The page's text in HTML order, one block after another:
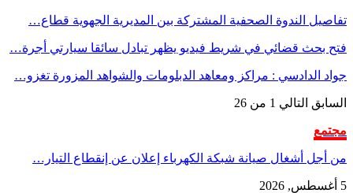
تفاصيل الندوة الصحفية المشتركة بين المديرية الجهوية قطاع…
فتح بحث قضائي في شريط فيديو يظهر تبادل سائقا سيارتي أجرة…
جواد الدادسي : مراكز ومعاهد الدبلومات والشواهد المزورة تغزو…
السابق التالي 1 من 26
مجتمع
من أجل أشغال صيانة شبكة الكهرباء إعلان عن إنقطاع التيار…
5 أغسطس, 2026